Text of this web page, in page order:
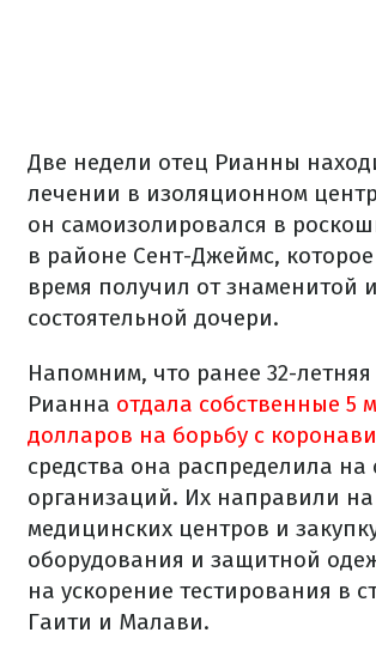
Две недели отец Рианны
лечении в изоляционном
он самоизолировался в
в районе Сент-Джеймс,
время получил от знаменитой и
состоятельной дочери.
Напомним, что ранее 32-
Рианна отдала собственные 5
долларов на борьбу с
средства она распределила на
организаций. Их направили
медицинских центров и
оборудования и защитной
на ускорение тестирования в
Гаити и Малави.